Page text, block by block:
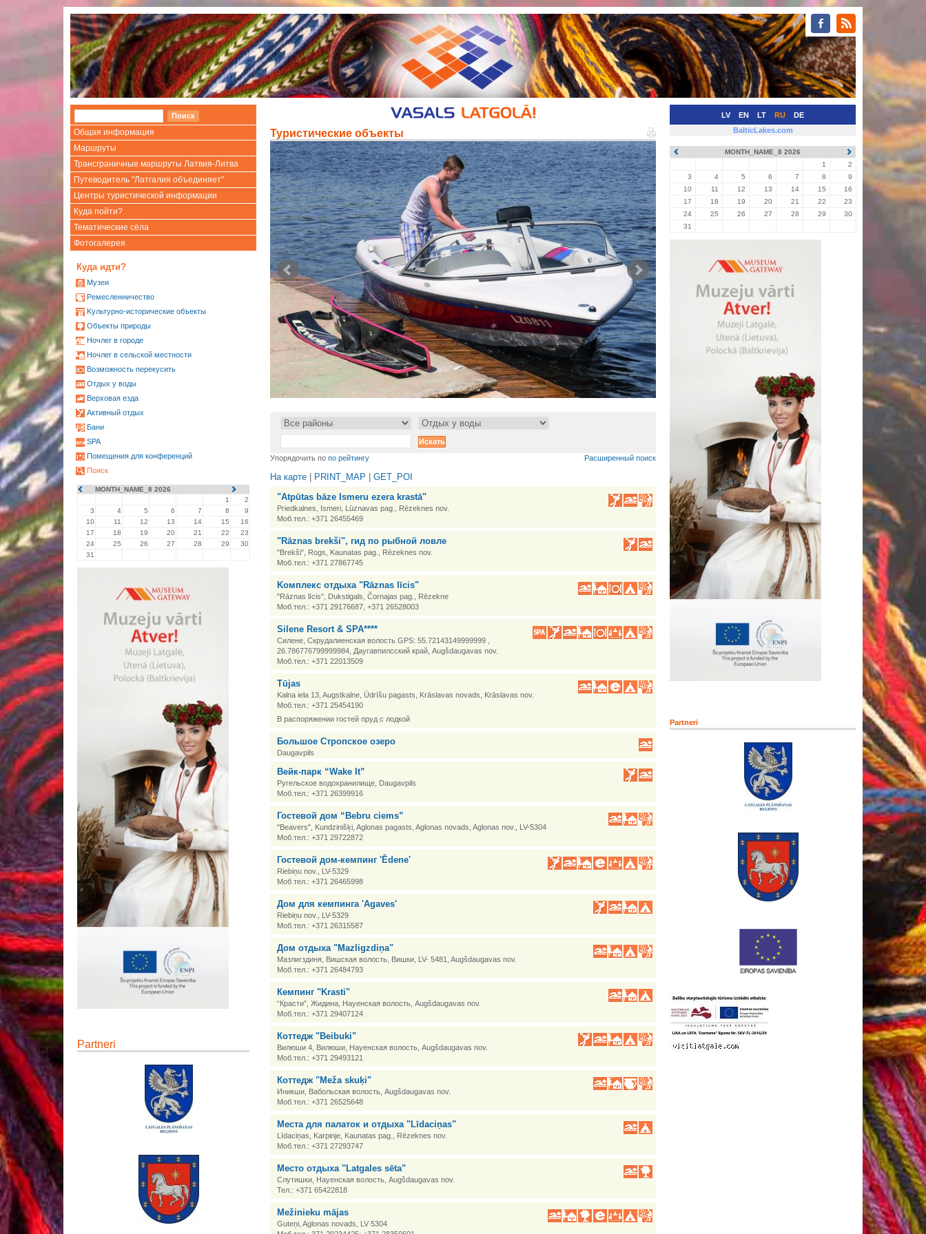
LV EN LT RU DE
Общая информация
Маршруты
Трансграничные маршруты Латвия-Литва
Путеводитель "Латгалия объединяет"
Центры туристической информации
Куда пойти?
Тематические сёла
Фотогалерея
Куда идти?
Mузеи
Ремесленничество
Kультурно-историческиe объекты
Oбъекты природы
Ночлег в городе
Ночлег в сельской местности
Возможность перекусить
Oтдых у воды
Верховая езда
Активный отдых
Бани
SPA
Помещения для конференций
Поиск
MONTH_NAME_8 2026
1
2
3
4 5 6 7 8
9
10
11 12 13 14 15
16
17
18 19 20 21 22
23
24
25 26 27 28 29
30
31
Partneri
Туристические объекты
•
•
Упорядочить по по рейтингу Расширенный поиск
На карте PRINT_MAP
GET_POI
"Atpūtas bāze Ismeru ezera krastā"
Priedkalnes, Ismeri, Lūznavas pag., Rēzeknes nov.
Моб.тел.: +371 26455469
"Rāznas brekši", гид по рыбной ловле
"Brekši", Rogs, Kaunatas pag., Rēzeknes nov.
Моб.тел.: +371 27867745
Kомплекс отдыха "Rāznas līcis"
"Rāznas līcis", Dukstigals, Čornajas pag., Rēzekne
Моб.тел.: +371 29176687, +371 26528003
Silene Resort & SPA****
Силене, Скрудалиенская волость GPS: 55.72143149999999 ,
26.786776799999984, Даугавпилсский край, Augšdaugavas nov.
Моб.тел.: +371 22013509
Tūjas
Kalna iela 13, Augstkalne, Ūdrīšu pagasts, Krāslavas novads, Krāslavas nov.
Моб.тел.: +371 25454190
В распоряжении гостей пруд с лодкой
Большое Стропское озеро
Daugavpils
Вейк-парк “Wake It”
Ругельское водохранилище, Daugavpils
Моб.тел.: +371 26399916
Гостевой дом “Bebru ciems”
"Beavers", Kundzinišķi, Aglonas pagasts, Aglonas novads, Aglonas nov., LV-5304
Моб.тел.: +371 29722872
Гостевой дом-кемпинг 'Ēdene'
Riebiņu nov., LV-5329
Моб.тел.: +371 26465998
Дом для кемпинга 'Agaves'
Riebiņu nov., LV-5329
Моб.тел.: +371 26315587
Дом отдыха "Mazligzdiņa"
Мазлигздиня, Вишская волость, Вишки, LV- 5481, Augšdaugavas nov.
Моб.тел.: +371 26484793
Кемпинг "Krasti"
“Красти”, Жидина, Науенская волость, Augšdaugavas nov.
Моб.тел.: +371 29407124
Коттедж "Beibuki"
Вилюши 4, Вилюши, Науенская волость, Augšdaugavas nov.
Моб.тел.: +371 29493121
Коттедж "Meža skuķi"
Иникши, Вабольская волость, Augšdaugavas nov.
Моб.тел.: +371 26525648
Места для палаток и отдыха "Līdaciņas"
Līdaciņas, Karpinje, Kaunatas pag., Rēzeknes nov.
Моб.тел.: +371 27293747
Место отдыха "Latgales sēta"
Слутишки, Науенская волость, Augšdaugavas nov.
Тел.: +371 65422818
Mežinieku mājas
Guteņi, Aglonas novads, LV 5304
BalticLakes.com
MONTH_NAME_8 2026
1
2
3
4 5 6 7 8
9
10
11 12 13 14 15
16
17
18 19 20 21 22
23
24
25 26 27 28 29
30
31
Partneri